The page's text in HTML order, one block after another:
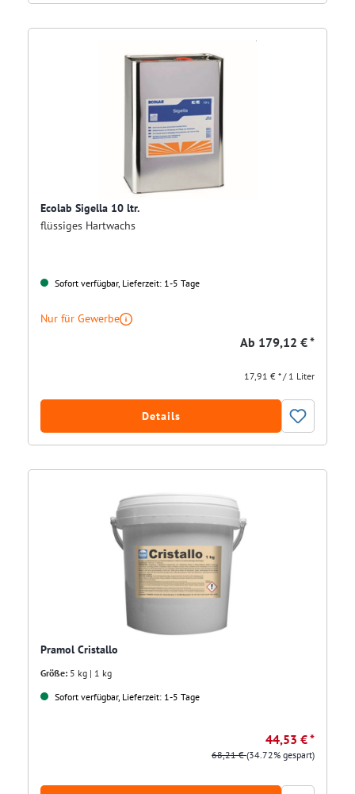
Ecolab Sigella 10 ltr.
flüssiges Hartwachs
Sofort verfügbar, Lieferzeit: 1-5 Tage
Nur für Gewerbe
Ab 179,12 € *
17,91 € * / 1 Liter
Details
Pramol Cristallo
Größe: 5 kg | 1 kg
Sofort verfügbar, Lieferzeit: 1-5 Tage
44,53 € *
68,21 €(34.72% gespart)